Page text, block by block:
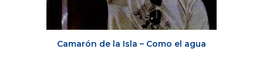
Camarón de la Isla – Como el agua